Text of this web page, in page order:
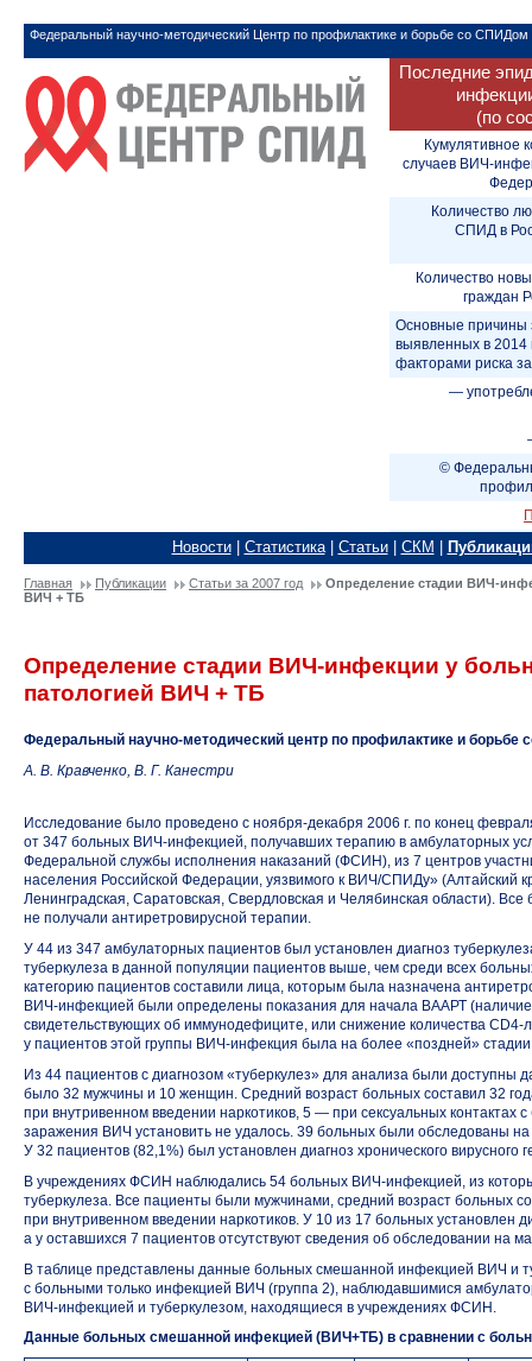
Федеральный научно-методический Центр по профилактике и борьбе со СПИДом
Последние
(по
Кумулятивное
случаев ВИЧ-
Количество
СПИД в
Количество
граждан
Основные причины
выявленных в 2014
факторами риска
—
©
Новости| Статистика| Статьи| СКМ
Главная Публикации Статьи за 2007 год Определение стадии ВИЧ-
ВИЧ + ТБ
Определение стадии ВИЧ-инфекции у
патологией ВИЧ + ТБ
Федеральный научно-методический центр по профилактике и
А. В. Кравченко, В. Г. Канестри
Исследование было проведено с ноября-декабря 2006 г. по конец
от 347 больных ВИЧ-инфекцией, получавших терапию в амбулаторных
Федеральной службы исполнения наказаний (ФСИН), из 7 центров
населения Российской Федерации, уязвимого к ВИЧ/СПИДу» (Алтайский
Ленинградская, Саратовская, Свердловская и Челябинская области).
не получали антиретровирусной терапии.
У 44 из 347 амбулаторных пациентов был установлен диагноз
туберкулеза в данной популяции пациентов выше, чем среди всех
категорию пациентов составили лица, которым была назначена
ВИЧ-инфекцией были определены показания для начала ВААРТ (наличие
свидетельствующих об иммунодефиците, или снижение количества CD4-
у пациентов этой группы ВИЧ-инфекция была на более «поздней»
Из 44 пациентов с диагнозом «туберкулез» для анализа были доступны
было 32 мужчины и 10 женщин. Средний возраст больных составил 32
при внутривенном введении наркотиков, 5 — при сексуальных контактах
заражения ВИЧ установить не удалось. 39 больных были обследованы
У 32 пациентов (82,1%) был установлен диагноз хронического вирусного
В учреждениях ФСИН наблюдались 54 больных ВИЧ-инфекцией, из
туберкулеза. Все пациенты были мужчинами, средний возраст больных
при внутривенном введении наркотиков. У 10 из 17 больных установлен
а у оставшихся 7 пациентов отсутствуют сведения об обследовании на
В таблице представлены данные больных смешанной инфекцией ВИЧ и
с больными только инфекцией ВИЧ (группа 2), наблюдавшимися
ВИЧ-инфекцией и туберкулезом, находящиеся в учреждениях ФСИН.
Данные больных смешанной инфекцией (ВИЧ+ТБ) в сравнении с